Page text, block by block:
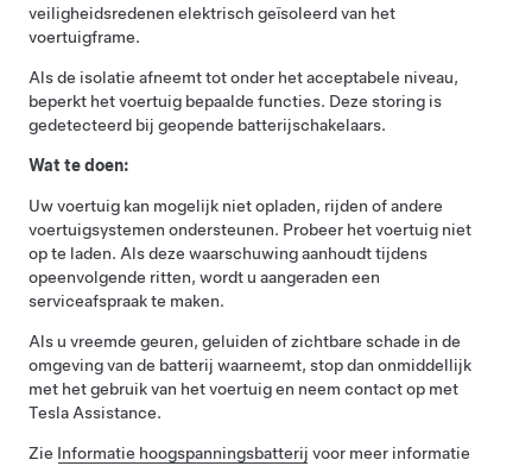
veiligheidsredenen elektrisch geïsoleerd van het
voertuigframe.
Als de isolatie afneemt tot onder het acceptabele niveau,
beperkt het voertuig bepaalde functies. Deze storing is
gedetecteerd bij geopende batterijschakelaars.
Wat te doen:
Uw voertuig kan mogelijk niet opladen, rijden of andere
voertuigsystemen ondersteunen. Probeer het voertuig niet
op te laden. Als deze waarschuwing aanhoudt tijdens
opeenvolgende ritten, wordt u aangeraden een
serviceafspraak te maken.
Als u vreemde geuren, geluiden of zichtbare schade in de
omgeving van de batterij waarneemt, stop dan onmiddellijk
met het gebruik van het voertuig en neem contact op met
Tesla Assistance.
Zie Informatie hoogspanningsbatterij voor meer informatie